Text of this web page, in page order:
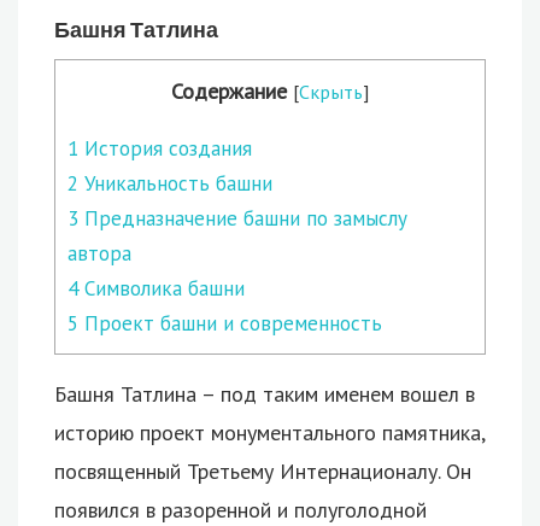
Башня Татлина
Содержание [Скрыть]
1 История создания
2 Уникальность башни
3 Предназначение башни по замыслу
автора
4Символика башни
5 Проект башни и современность
Башня Татлина – под таким именем вошел в
историю проект монументального памятника,
посвященный Третьему Интернационалу. Он
появился в разоренной и полуголодной